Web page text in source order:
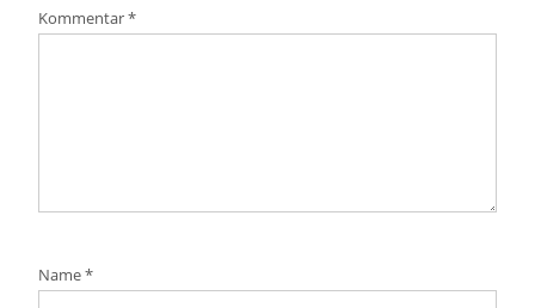
Kommentar*
Name*